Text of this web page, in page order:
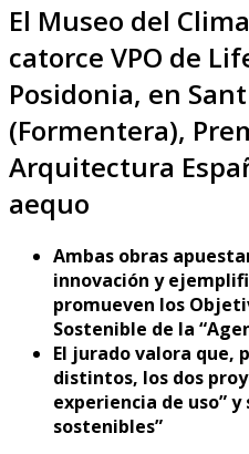
El Museo del
catorce VPO de
Posidonia, en
(Formentera),
Arquitectura
aequo
Ambas obras
innovación y
promueven los
Sostenible de la
El jurado valora que,
distintos, los dos
experiencia de uso”
sostenibles”